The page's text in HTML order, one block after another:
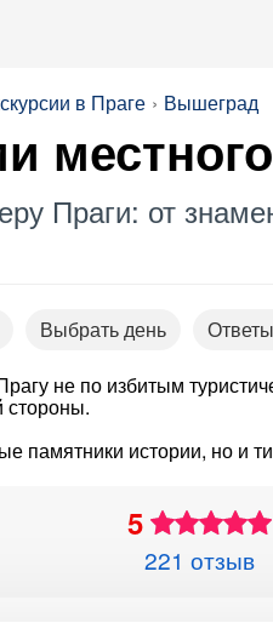
в Праге Вышеград
Праги: от
Выбрать день
не по избитым
стороны.
памятники истории, но и
5
221 отзыв